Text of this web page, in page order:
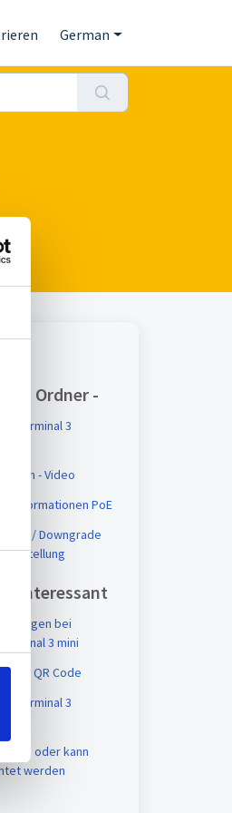
German
Ordner -
Terminal 3
- Video
- Informationen PoE
/ Downgrade
interessant
Fragen bei
3 mini
mit QR Code
Terminal 3
oder kann
werden